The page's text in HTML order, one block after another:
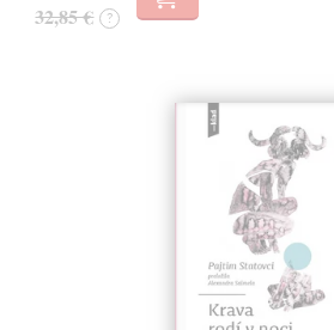
32,85 € ?